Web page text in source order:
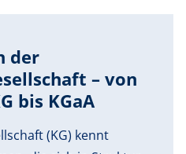
der
– von
bis KGaA
(KG) kennt